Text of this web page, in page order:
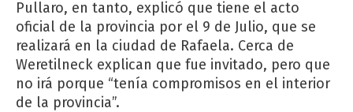
Pullaro, en tanto, explicó que tiene el acto
oficial de la provincia por el 9 de Julio, que se
realizará en la ciudad de Rafaela. Cerca de
Weretilneck explican que fue invitado, pero que
no irá porque “tenía compromisos en el interior
de la provincia”.